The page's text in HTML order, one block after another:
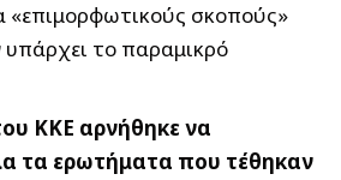
«επιμορφωτικούς σκοπούς»
υπάρχει το παραμικρό
ΚΚΕ αρνήθηκε να
τα ερωτήματα που τέθηκαν